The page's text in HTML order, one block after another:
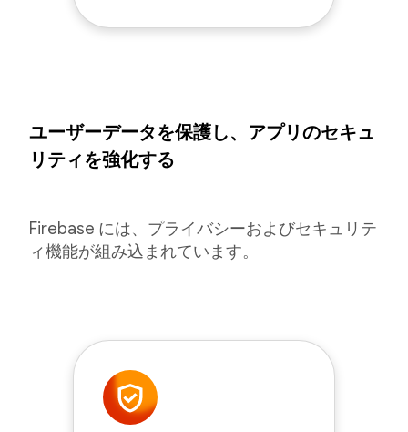
ユーザーデータを保護し、アプリのセキュ
リティを強化する
Firebase には、プライバシーおよびセキュリテ
ィ機能が組み込まれています。